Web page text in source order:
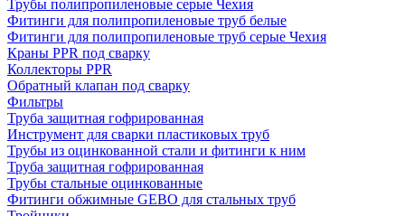
Трубы полипропиленовые серые Чехия
Фитинги для полипропиленовые труб белые
Фитинги для полипропиленовые труб серые Чехия
Краны PPR под сварку
Коллекторы PPR
Обратный клапан под сварку
Фильтры
Труба защитная гофрированная
Инструмент для сварки пластиковых труб
Трубы из оцинкованной стали и фитинги к ним
Труба защитная гофрированная
Трубы стальные оцинкованные
Фитинги обжимные GEBO для стальных труб